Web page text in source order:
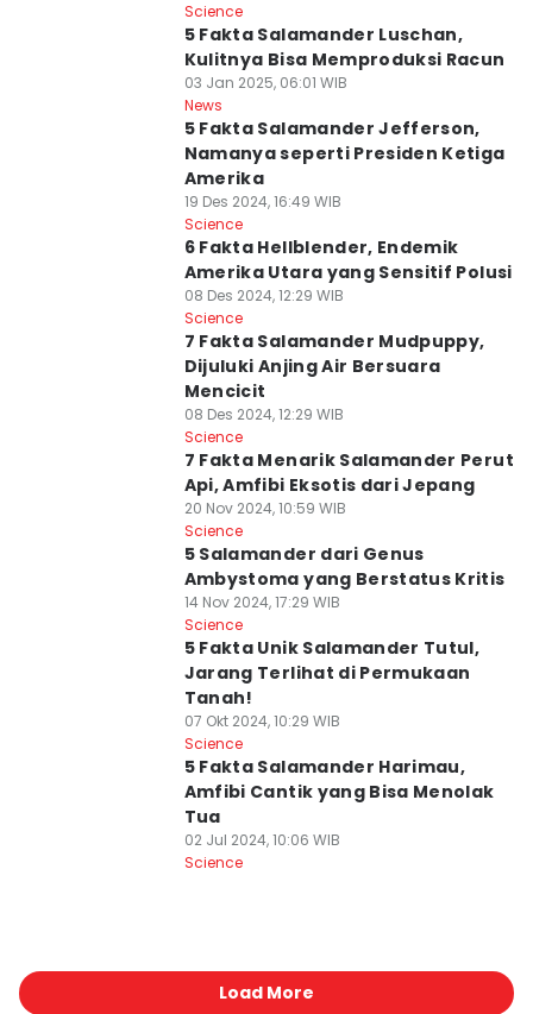
Science
5 Fakta Salamander Luschan,
Kulitnya Bisa Memproduksi Racun
03 Jan 2025, 06:01 WIB
News
5 Fakta Salamander Jefferson,
Namanya seperti Presiden Ketiga
Amerika
19 Des 2024, 16:49 WIB
Science
6 Fakta Hellblender, Endemik
Amerika Utara yang Sensitif Polusi
08 Des 2024, 12:29 WIB
Science
7 Fakta Salamander Mudpuppy,
Dijuluki Anjing Air Bersuara
Mencicit
08 Des 2024, 12:29 WIB
Science
7 Fakta Menarik Salamander Perut
Api, Amfibi Eksotis dari Jepang
20 Nov 2024, 10:59 WIB
Science
5 Salamander dari Genus
Ambystoma yang Berstatus Kritis
14 Nov 2024, 17:29 WIB
Science
5 Fakta Unik Salamander Tutul,
Jarang Terlihat di Permukaan
Tanah!
07 Okt 2024, 10:29 WIB
Science
5 Fakta Salamander Harimau,
Amfibi Cantik yang Bisa Menolak
Tua
02 Jul 2024, 10:06 WIB
Science
Load More